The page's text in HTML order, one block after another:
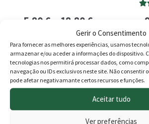
Gerir o Consentimento
Para fornecer as melhores experiências, usamos
armazenar e/ou aceder a informações do dispositivo.
tecnologias nos permitirá processar dados, como
navegação ou IDs exclusivos neste site. Não consentir
pode afetar negativamante certos recursos e funções.
Aceitar tudo
Ver preferências
5.80 € 18.80 €Price
range:
5.80 €
through
18.80 €
Ver opções
page
Produtos
Agricultura